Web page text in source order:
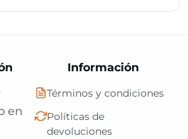
Información
Términos y condiciones
Políticas de
devoluciones
en